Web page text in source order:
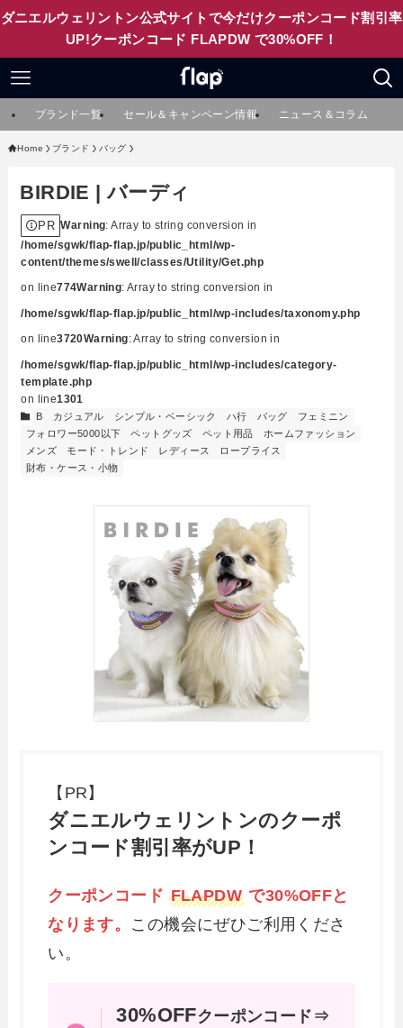
ダニエルウェリントン公式サイトで今だけクーポンコード割引率
UP!クーポンコード FLAPDW で30%OFF！
ブランド一覧 セール＆キャンペーン情報 ニュース＆コラム
Home ブランド バッグ
BIRDIE | バーディ
PR Warning: Array to string conversion in
/home/sgwk/flap-flap.jp/public_html/wp-
content/themes/swell/classes/Utility/Get.php
on line774Warning: Array to string conversion in
/home/sgwk/flap-flap.jp/public_html/wp-includes/taxonomy.php
on line3720Warning: Array to string conversion in
/home/sgwk/flap-flap.jp/public_html/wp-includes/category-
template.php
on line1301
B カジュアル シンプル・ベーシック ハ行 バッグ
フェミニン
フォロワー5000以下
ペットグッズ ペット用品
ホームファッション
メンズ
モード・トレンド レディース
ロープライス
財布・ケース・小物
【PR】
ダニエルウェリントンのクーポ
ンコード割引率がUP！
クーポンコード FLAPDWで30%OFFと
なります。 この機会にぜひご利用くださ
い。
30%OFFクーポンコード⇒